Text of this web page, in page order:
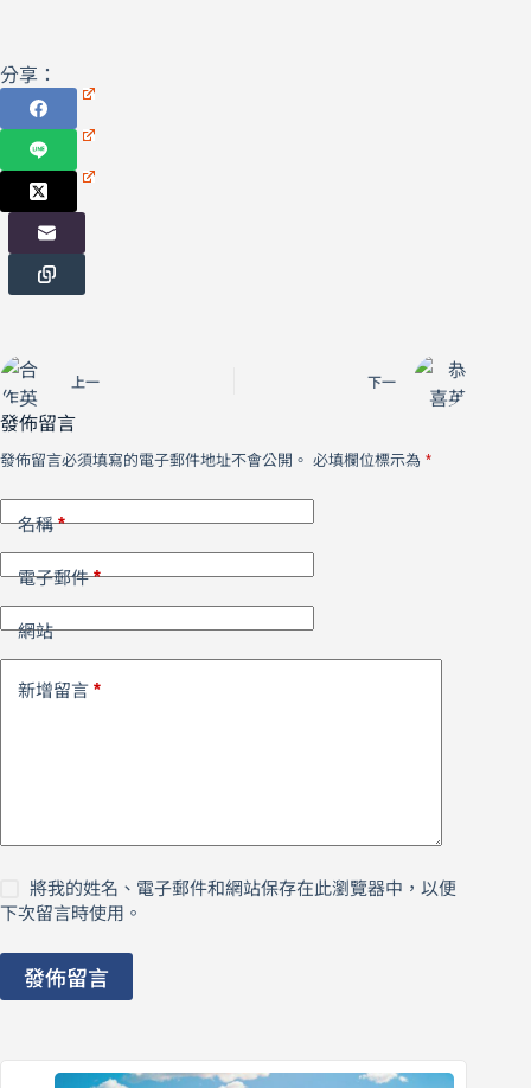
分享：
上一 下一
發佈留言
發佈留言必須填寫的電子郵件地址不會公開。 必填欄位標示為 *
名稱*
電子郵件*
網站
新增留言 *
將我的姓名、電子郵件和網站保存在此瀏覽器中，以便
下次留言時使用。
發佈留言